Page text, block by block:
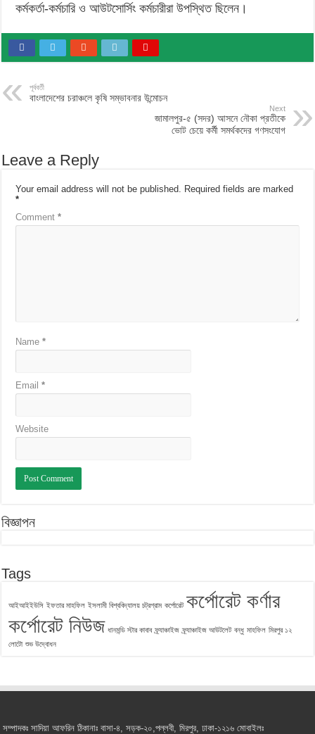
কর্মকর্তা-কর্মচারি ও আউটসোর্সিং কর্মচারীরা উপস্থিত ছিলেন।
পূর্ববর্তী
বাংলাদেশের চরাঞ্চলে কৃষি সম্ভাবনার উন্মোচন
Next
জামালপুর-৫ (সদর) আসনে নৌকা প্রতীকে
ভোট চেয়ে কর্মী সমর্থকদের গণসংযোগ
Leave a Reply
Your email address will not be published.
Required fields are marked
*
Comment*
Name*
Email*
Website
বিজ্ঞাপন
Tags
আইআইইউসি ইফতার মাহফিল ইসলামী বিশ্ববিদ্যালয় চট্রগ্রাম কর্পোরেট কর্পোরেট কর্ণার
কর্পোরেট নিউজ ধানমন্ডি স্টার কাবাব ফ্র্যাঞ্চাইজ ফ্র্যাঞ্চাইজ আউটলেট বন্ধু মাহফিল মিরপুর ১২
লোটো শুভ উদ্বোধন
সম্পাদকঃ সাদিয়া আফরিন ঠিকানাঃ বাসা-৪, সড়ক-২০,পল্লবী, মিরপুর, ঢাকা-১২১৬ মোবাইলঃ